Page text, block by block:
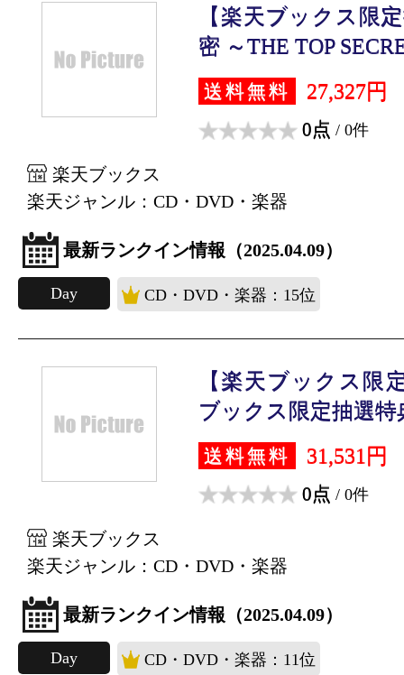
【楽天ブックス限
密 ～THE TOP
送料無料 27,327円
0点 / 0件
楽天ブックス
楽天ジャンル：CD・DVD・楽器
最新ランクイン情報（2025.04.09）
Day CD・DVD・楽器：15位
【楽天ブックス限
ブックス限定抽選特
送料無料 31,531円
0点 / 0件
楽天ブックス
楽天ジャンル：CD・DVD・楽器
最新ランクイン情報（2025.04.09）
Day CD・DVD・楽器：11位